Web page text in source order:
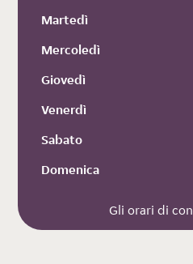
Martedì
Mercoledì
Giovedì
Venerdì
Sabato
Domenica
Gli orari di